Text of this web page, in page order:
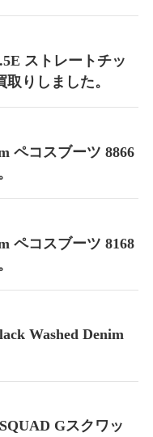
ストレートチッ
りしました。
ペコスブーツ 8866
ペコスブーツ 8168
Washed Denim
Gスクワッ